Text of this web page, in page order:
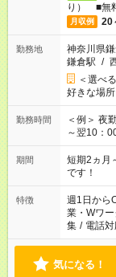
り） ■無
月収例 20
勤務地
神奈川県
鎌倉駅 /
＜選べ
好きな場所
勤務時間
＜例＞ 夜
～翌10：00
みたい」
い」など ご
の方の場
仕事に慣れてか
必要な場
期間
短期2ヵ月
です！
特徴 週1日から
業・Wワ
集 / 電話
気になる！